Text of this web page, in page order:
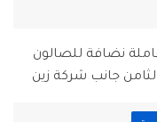
نضافة للصالون
جانب شركة زين